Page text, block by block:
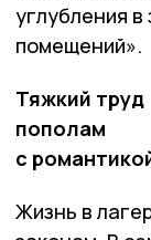
углубления
помещений».
Тяжкий труд
пополам
с
Жизнь в